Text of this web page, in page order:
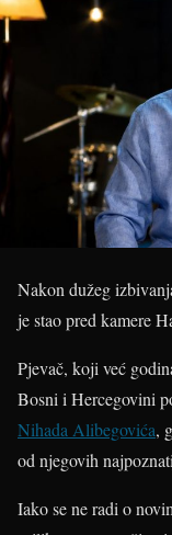
Nakon dužeg
je stao pred kamere
Pjevač, koji već
Bosni i Hercegovini
Nihada Alibegovića,
od njegovih
Iako se ne radi o